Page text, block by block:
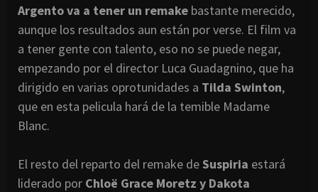
Argento va a tener un remake bastante merecido,
aunque los resultados aun están por verse. El film va
a tener gente con talento, eso no se puede negar,
empezando por el director Luca Guadagnino, que ha
dirigido en varias oprotunidades a Tilda Swinton,
que en esta pelicula hará de la temible Madame
Blanc.
El resto del reparto del remake deSuspiria estará
liderado por Chloë Grace Moretz y Dakota